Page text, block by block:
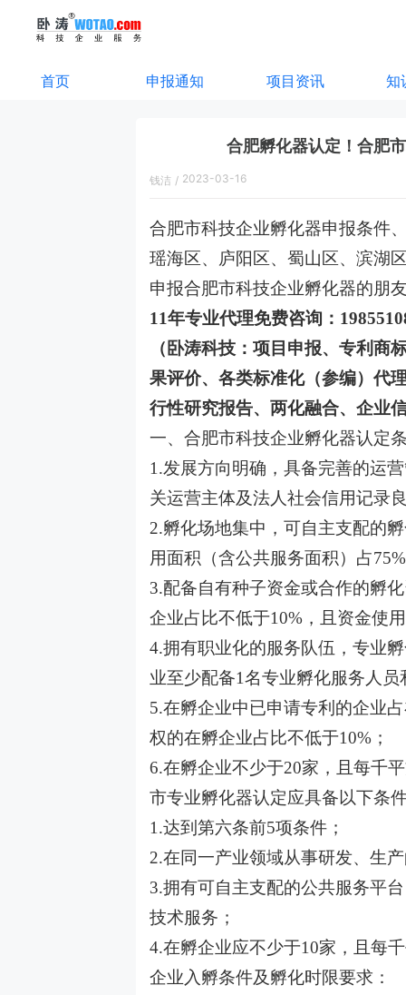
首页 申报通知 项目资讯 知
合肥孵化器认定！合肥
钱洁 / 2023-03-16
合肥市科技企业孵化器申报条件
瑶海区、庐阳区、蜀山区、滨湖
申报合肥市科技企业孵化器的朋
11年专业代理免费咨询：
（卧涛科技：项目申报、专利商
果评价、各类标准化（参编）代
行性研究报告、两化融合、企业
一、合肥市科技企业孵化器认定
1.发展方向明确，具备完善的运
关运营主体及法人社会信用记录
2.孵化场地集中，可自主支配的
用面积（含公共服务面积）占
3.配备自有种子资金或合作的孵
企业占比不低于10%，且资金使
4.拥有职业化的服务队伍，专业
业至少配备1名专业孵化服务人员
5.在孵企业中已申请专利的企业
权的在孵企业占比不低于10%；
6.在孵企业不少于20家，且每千
市专业孵化器认定应具备以下条
1.达到第六条前5项条件；
2.在同一产业领域从事研发、生
3.拥有可自主支配的公共服务平
技术服务；
4.在孵企业应不少于10家，且每
企业入孵条件及孵化时限要求：